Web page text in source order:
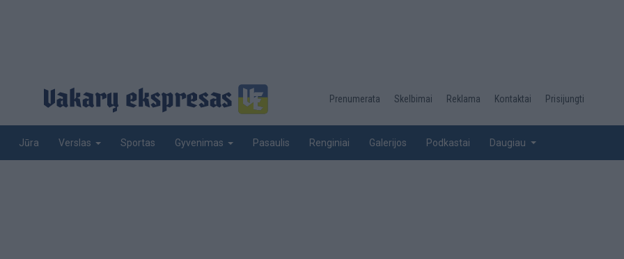
Desktop
top
Prenumerata Skelbimai Reklama Kontaktai Prisijungti
Jūra Verslas Sportas Gyvenimas Pasaulis Renginiai Galerijos Podkastai Daugiau